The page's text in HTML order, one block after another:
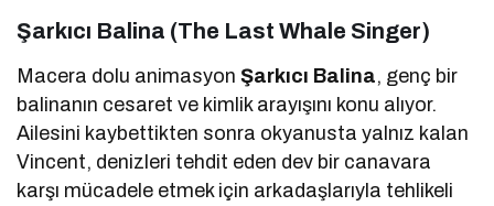
Şarkıcı Balina (The Last Whale Singer)
Macera dolu animasyonŞarkıcı Balina, genç bir
balinanın cesaret ve kimlik arayışını konu alıyor.
Ailesini kaybettikten sonra okyanusta yalnız kalan
Vincent, denizleri tehdit eden dev bir canavara
karşı mücadele etmek için arkadaşlarıyla tehlikeli